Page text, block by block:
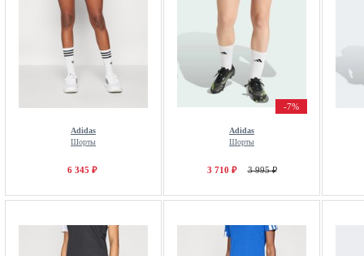
Adidas
Шорты
6 345 ₽
-7%
Adidas
Шорты
3 710 ₽ 3 995 ₽